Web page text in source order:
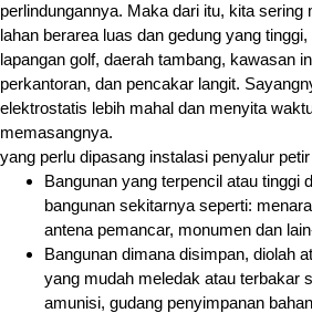
perlindungannya. Maka dari itu, kita sering
lahan berarea luas dan gedung yang
lapangan golf, daerah tambang, kawasan
perkantoran, dan pencakar langit.
elektrostatis lebih mahal dan menyita
memasangnya.
yang perlu dipasang instalasi penyalur
Bangunan yang terpencil atau tinggi
bangunan sekitarnya seperti:
antena pemancar, monumen dan
Bangunan dimana disimpan, diolah
yang mudah meledak atau terbakar
amunisi, gudang penyimpanan